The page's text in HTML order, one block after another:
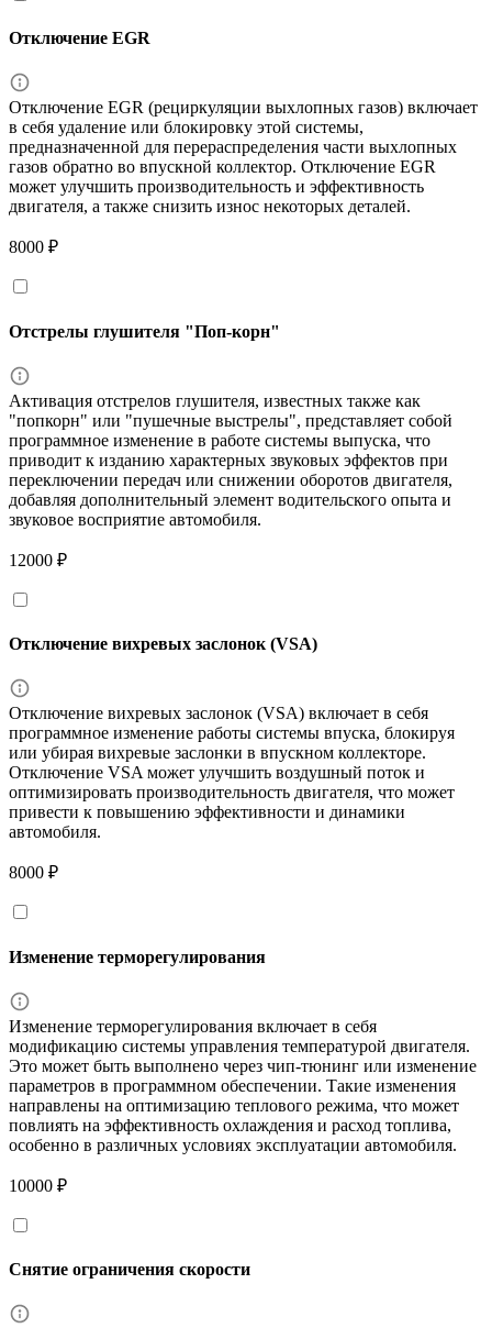
Отключение EGR
Отключение EGR (рециркуляции выхлопных газов) включает
в себя удаление или блокировку этой системы,
предназначенной для перераспределения части выхлопных
газов обратно во впускной коллектор. Отключение EGR
может улучшить производительность и эффективность
двигателя, а также снизить износ некоторых деталей.
8000 ₽
Отстрелы глушителя "Поп-корн"
Активация отстрелов глушителя, известных также как
"попкорн" или "пушечные выстрелы", представляет собой
программное изменение в работе системы выпуска, что
приводит к изданию характерных звуковых эффектов при
переключении передач или снижении оборотов двигателя,
добавляя дополнительный элемент водительского опыта и
звуковое восприятие автомобиля.
12000 ₽
Отключение вихревых заслонок (VSA)
Отключение вихревых заслонок (VSA) включает в себя
программное изменение работы системы впуска, блокируя
или убирая вихревые заслонки в впускном коллекторе.
Отключение VSA может улучшить воздушный поток и
оптимизировать производительность двигателя, что может
привести к повышению эффективности и динамики
автомобиля.
8000 ₽
Изменение терморегулирования
Изменение терморегулирования включает в себя
модификацию системы управления температурой двигателя.
Это может быть выполнено через чип-тюнинг или изменение
параметров в программном обеспечении. Такие изменения
направлены на оптимизацию теплового режима, что может
повлиять на эффективность охлаждения и расход топлива,
особенно в различных условиях эксплуатации автомобиля.
10000 ₽
Снятие ограничения скорости